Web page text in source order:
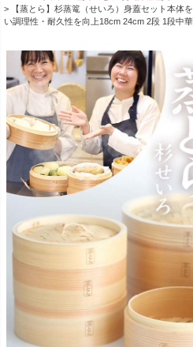
【蒸とら】杉蒸篭（せいろ）身蓋セット本体
い調理性・耐久性を向上18cm 24cm 2段 1段中